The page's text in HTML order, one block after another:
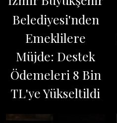
Belediyesi'nden
Emeklilere
Müjde: Destek
Ödemeleri 8 Bin
TL'ye Yükseltildi